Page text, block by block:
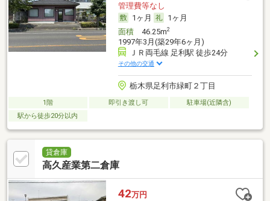
管理費等なし
1ヶ月
1ヶ月
面積46.25m2
1997年3月(築29年6ヶ月)
ＪＲ両毛線 足利駅 徒歩24分
その他の交通
栃木県足利市緑町２丁目
1階 即引き渡し可
駐車場(近隣含)
駅から徒歩20分以内
貸倉庫
高久産業第二倉庫
42万円